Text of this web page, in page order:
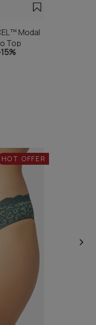
Modal
Top
HOT OFFER